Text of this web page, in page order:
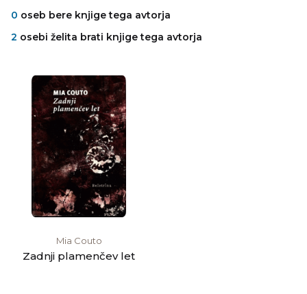
0 oseb bere knjige tega avtorja
2 osebi želita brati knjige tega avtorja
Mia Couto
Zadnji plamenčev let